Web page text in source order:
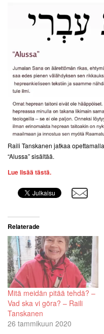
Raili Tanskanen jatkaa
“Alussa” sisältää.
Lue lisää tästä.
Relaterade
Mitä meidän pitää tehdä? –
Vad ska vi göra? – Raili
Tanskanen
26 tammikuun 2020